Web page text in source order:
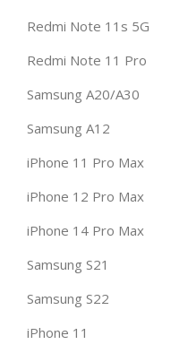
Redmi Note 11s 5G
Redmi Note 11 Pro
Samsung A20/A30
Samsung A12
iPhone 11 Pro Max
iPhone 12 Pro Max
iPhone 14 Pro Max
Samsung S21
Samsung S22
iPhone 11